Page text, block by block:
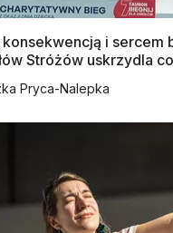
konsekwencją i sercem
Stróżów uskrzydla
Pryca-Nalepka